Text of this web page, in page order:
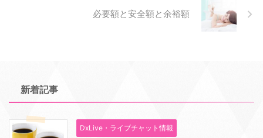
必要額と安全額と余裕額
新着記事
DxLive・ライブチャット情報